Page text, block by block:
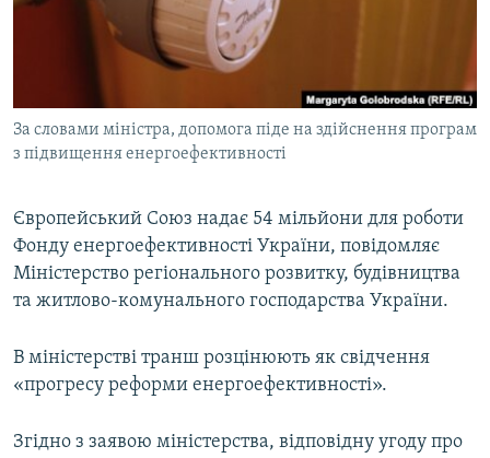
ВІДЕОУРОКИ «ELIFBE»
СВІДЧЕННЯ ОКУПАЦІЇ
ІНФОГРАФІКА
ДОЛУЧАЙСЯ!
Усі сайти RFE/RL
За словами міністра, допомога піде на здійснення програм
з підвищення енергоефективності
Європейський Союз надає 54 мільйони для роботи
Фонду енергоефективності України, повідомляє
Міністерство регіонального розвитку, будівництва
та житлово-комунального господарства України.
В міністерстві транш розцінюють як свідчення
«прогресу реформи енергоефективності».
Згідно з заявою міністерства, відповідну угоду про